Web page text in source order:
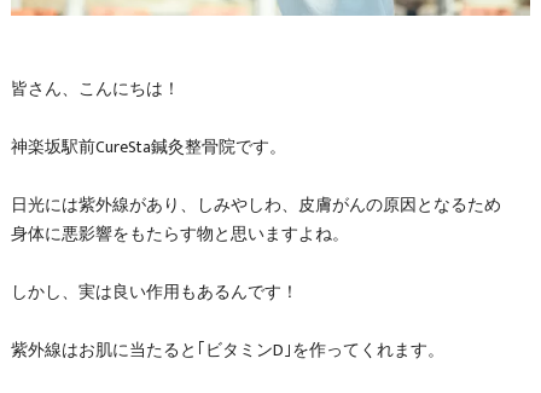
皆さん、こんにちは！
神楽坂駅前CureSta鍼灸整骨院です。
日光には紫外線があり、しみやしわ、皮膚がんの原因となるため
身体に悪影響をもたらす物と思いますよね。
しかし、実は良い作用もあるんです！
紫外線はお肌に当たると｢ビタミンD｣を作ってくれます。